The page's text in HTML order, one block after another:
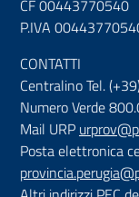
CF 00443770540
P.IVA
CONTATTI
Centralino Tel.
Numero Verde
Mail URP
Posta elettronica